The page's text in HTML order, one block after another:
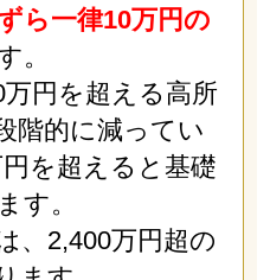
ら一律10万円の
。
円を超える高所
階的に減ってい
を超えると基礎
す。
、2,400万円超の